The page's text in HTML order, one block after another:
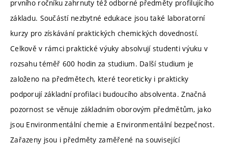
prvního ročníku zahrnuty též odborné předměty profilujícího
základu. Součástí nezbytné edukace jsou také laboratorní
kurzy pro získávání praktických chemických dovedností.
Celkově v rámci praktické výuky absolvují studenti výuku v
rozsahu téměř 600 hodin za studium. Další studium je
založeno na předmětech, které teoreticky i prakticky
podporují základní profilaci budoucího absolventa. Značná
pozornost se věnuje základním oborovým předmětům, jako
jsou Environmentální chemie a Environmentální bezpečnost.
Zařazeny jsou i předměty zaměřené na související